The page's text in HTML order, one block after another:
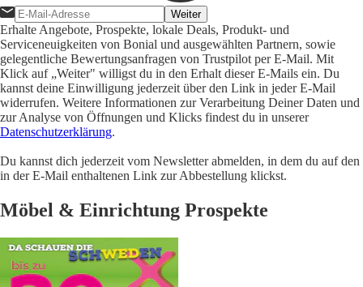
Weiter
Erhalte Angebote, Prospekte, lokale Deals, Produkt- und
Serviceneuigkeiten von Bonial und ausgewählten Partnern, sowie
gelegentliche Bewertungsanfragen von Trustpilot per E-Mail. Mit
Klick auf „Weiter" willigst du in den Erhalt dieser E-Mails ein. Du
kannst deine Einwilligung jederzeit über den Link in jeder E-Mail
widerrufen. Weitere Informationen zur Verarbeitung Deiner Daten und
zur Analyse von Öffnungen und Klicks findest du in unserer
Datenschutzerklärung.
Du kannst dich jederzeit vom Newsletter abmelden, in dem du auf den
in der E-Mail enthaltenen Link zur Abbestellung klickst.
Möbel & Einrichtung Prospekte